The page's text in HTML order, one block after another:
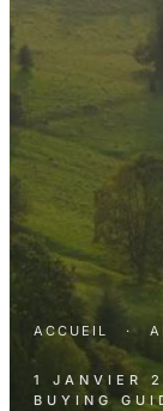
ACCUEIL ·
1 JANVIER
BUYING